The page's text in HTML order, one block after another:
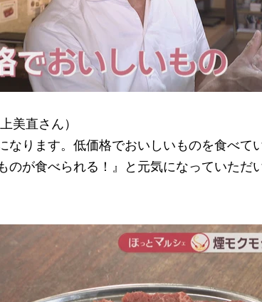
美直さん）
なります。低価格でおいしいものを食べて
のが食べられる！』と元気になっていただ